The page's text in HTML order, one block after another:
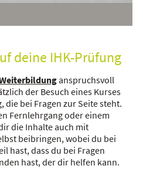
deine IHK-Prüfung
anspruchsvoll
der Besuch eines Kurses
bei Fragen zur Seite steht.
Fernlehrgang oder einem
die Inhalte auch mit
beibringen, wobei du bei
hast, dass du bei Fragen
hast, der dir helfen kann.